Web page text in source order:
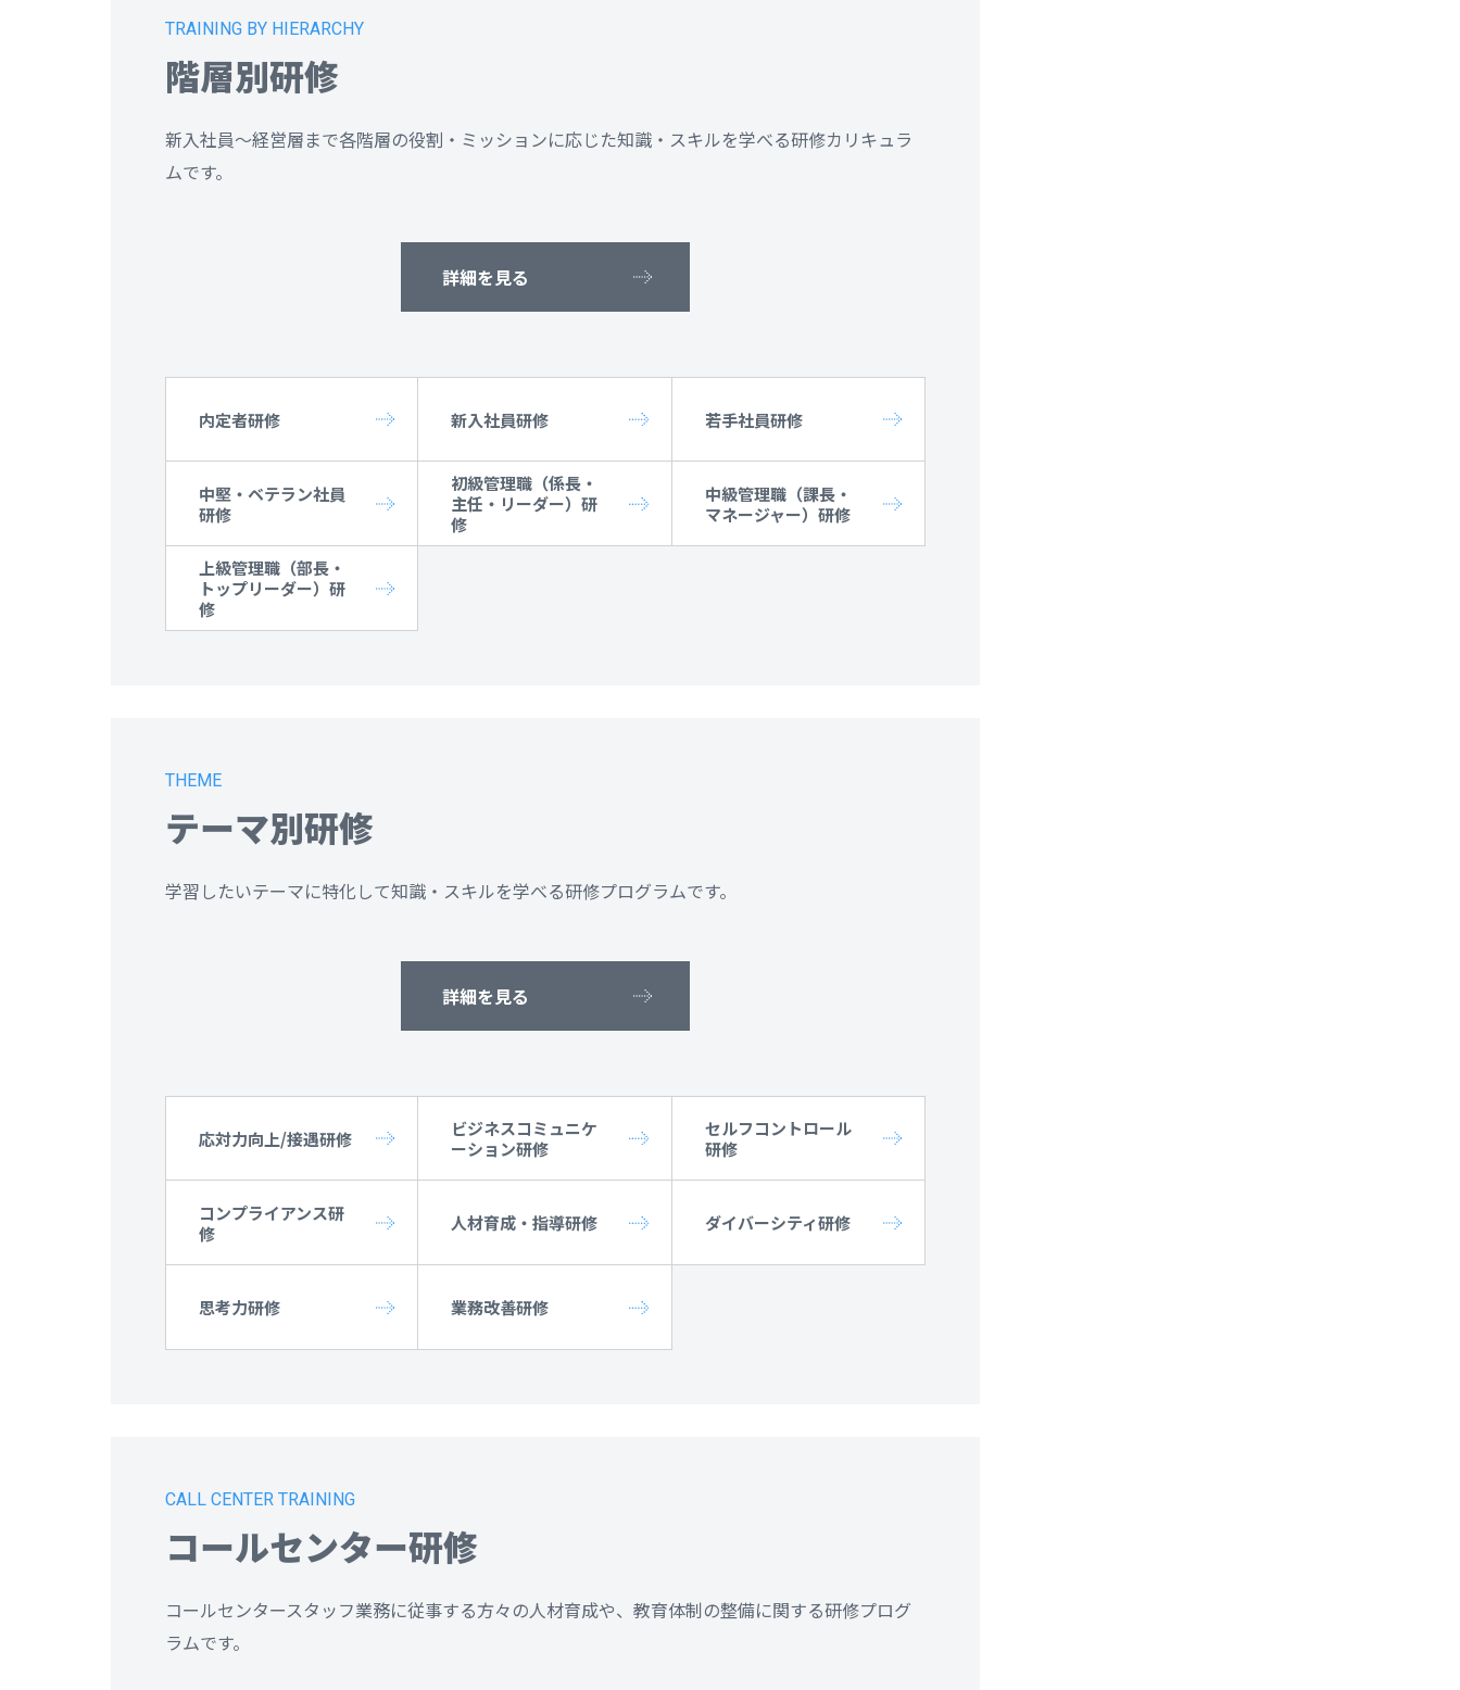
TRAINING BY HIERARCHY
階層別研修
新入社員～経営層まで各階層の役割・ミッションに応じた知識・スキルを学べる研修カリキュラ
ムです。
詳細を見る
内定者研修 新入社員研修 若手社員研修
中堅・ベテラン社員
研修
初級管理職（係長・
主任・リーダー）研
修
中級管理職（課長・
マネージャー）研修
上級管理職（部長・
トップリーダー）研
修
THEME
テーマ別研修
学習したいテーマに特化して知識・スキルを学べる研修プログラムです。
詳細を見る
応対力向上/接遇研修
ビジネスコミュニケ
ーション研修
セルフコントロール
研修
コンプライアンス研
修
人材育成・指導研修 ダイバーシティ研修
思考力研修 業務改善研修
CALL CENTER TRAINING
コールセンター研修
コールセンタースタッフ業務に従事する方々の人材育成や、教育体制の整備に関する研修プログ
ラムです。